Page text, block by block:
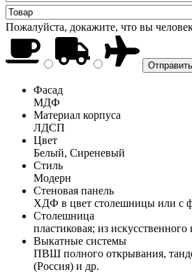
Пожалуйста, докажите, что вы
Фасад
МДФ
Материал корпуса
ЛДСП
Цвет
Белый, Сиреневый
Стиль
Модерн
Стеновая панель
ХДФ в цвет столешницы или с
Столешница
пластиковая; из искусственного
Выкатные системы
ПВШ полного открывания,
(Россия) и др.